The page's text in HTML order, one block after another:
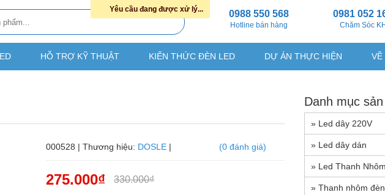
0988 550 568
Hotline bán hàng
0981 052
Chăm Sóc KH
HỖ TRỢ KỸ THUẬT KIẾN THỨC ĐÈN LED DỰ ÁN THỰC HIỆN VỀ
000528 | Thương hiệu: DOSLE | (0 đánh giá)
275.000₫ 330.000₫
Danh mục
» Led dây 220V
» Led dây dán
» Led Thanh Nhôm
» Thanh nhôm
Yêu cầu đang được xử lý...